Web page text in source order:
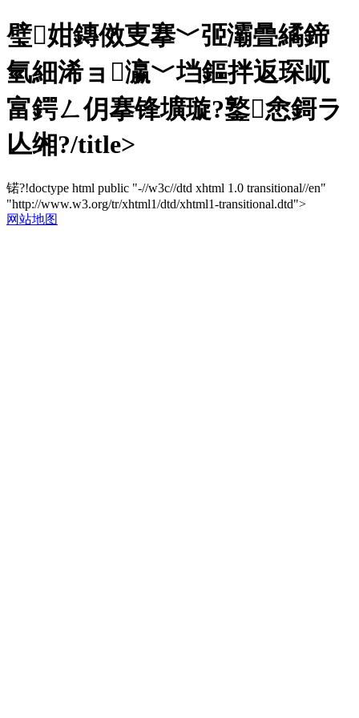
璧姏鏄傚叓搴﹀弬灞曡繘鍗
氫細浠ョ瀛﹀垱鏂拌返琛屼
富鍔ㄥ仴搴锋壙璇?鐜悆鎶ラ
亾缃?/title>
锘?!doctype html public "-//w3c//dtd xhtml 1.0 transitional//en"
"http://www.w3.org/tr/xhtml1/dtd/xhtml1-transitional.dtd">
网站地图